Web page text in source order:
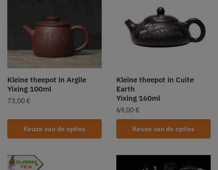
Kleine theepot in Argile
Yixing 100ml
73,00 €
Keuze van de opties
Kleine theepot in Cuite
Earth
Yixing 160ml
69,00 €
Keuze van de opties